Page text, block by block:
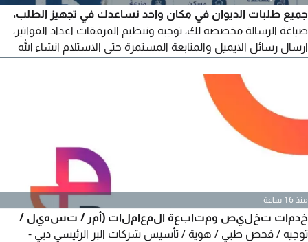
جميع طلبات الديوان في مكان واحد نساعدك في تجهيز الطلب،
صياغة الرسالة مخصصه لك، توجيه وتنظيم المرفقات اعداد الفواتير،
ارسال رسائل الايميل والمتابعة المستمرة حتى الاستلام انشاء الله
تأسيس منزل أراضي سداد مديونية إعانة زواج منح دراسية إعفاء
قرض الاسكان. للتواصل
منذ 16 ساعة
خدمات تخليص ومتابعة المعاملات (أمر / تسهيل /
توجيه / فحص طبي / هوية / تأسيس شركات البر الرئيسي دبي -